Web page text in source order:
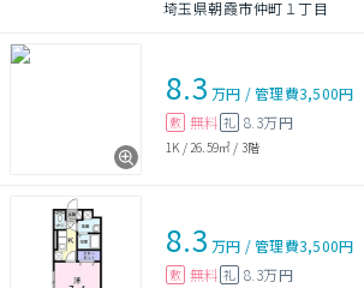
埼玉県朝霞市仲町１丁目
8.3 万円 /管理費3,500円
敷 無料 礼 8.3万円
1K / 26.59㎡ / 3階
8.3 万円 /管理費3,500円
敷 無料 礼 8.3万円